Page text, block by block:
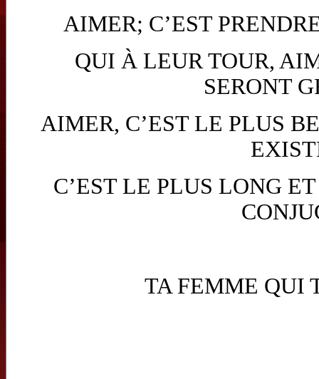
AIMER; C’EST
QUI À LEUR TOUR,
SERONT
AIMER, C’EST LE PLUS
C’EST LE PLUS LONG
TA FEMME